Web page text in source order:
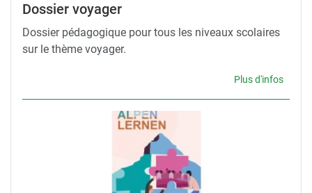
Dossier voyager
Dossier pédagogique pour tous les niveaux scolaires
sur le thème voyager.
Plus d'infos